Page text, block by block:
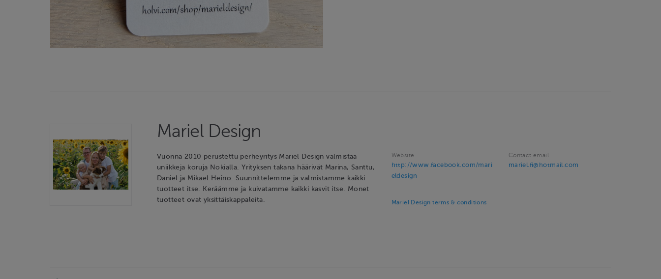
Mariel Design
Vuonna 2010 perustettu perheyritys Mariel Design valmistaa
uniikkeja koruja Nokialla. Yrityksen takana häärivät Marina, Santtu,
Daniel ja Mikael Heino. Suunnittelemme ja valmistamme kaikki
tuotteet itse. Keräämme ja kuivatamme kaikki kasvit itse. Monet
tuotteet ovat yksittäiskappaleita.
Website
http://www.facebook.com/mari
eldesign
Contact email
mariel.fi@hotmail.com
Mariel Design terms & conditions